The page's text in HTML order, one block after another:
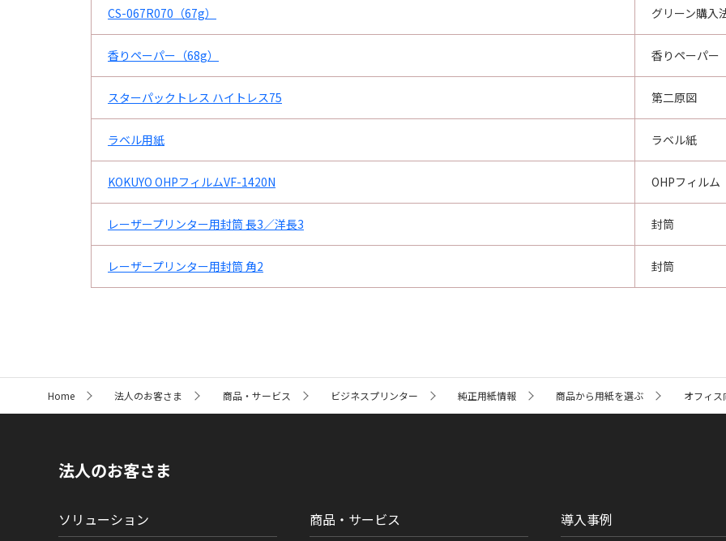
CS-067R070（67g） グリーン購入
香りペーパー（68g） 香りペーパー
スターパックトレス ハイトレス75 第二原図
ラベル用紙 ラベル紙
KOKUYO OHPフィルムVF-1420N OHPフィルム
レーザープリンター用封筒 長3／洋長3 封筒
レーザープリンター用封筒 角2 封筒
ト
Home 法人のお客さま 商品・サービス ビジネスプリンター 純正用紙情報 商品から用紙を選ぶ オフィ
法人のお客さま
ソリューション 商品・サービス 導入事例